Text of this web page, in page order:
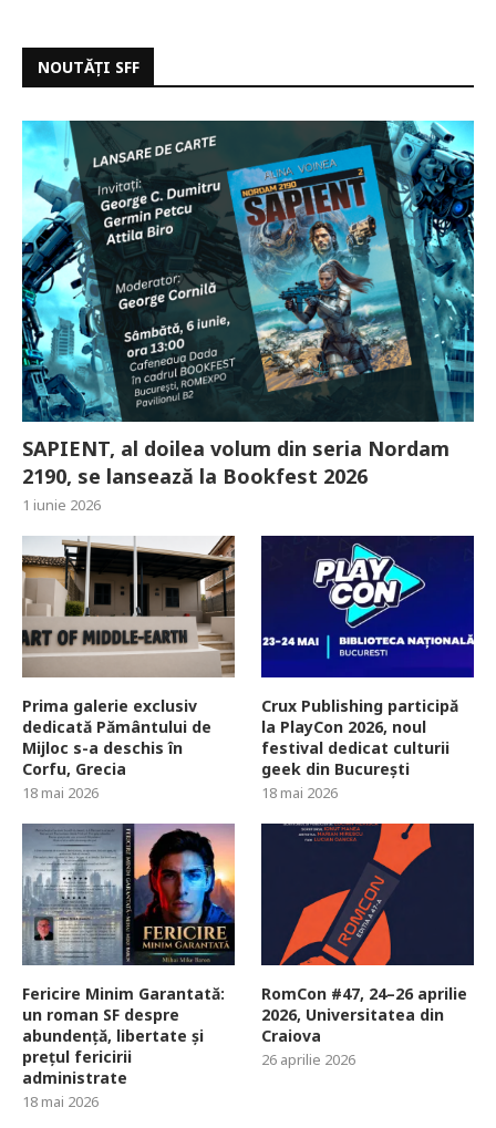
NOUTĂȚI SFF
SAPIENT, al doilea volum din seria Nordam
2190, se lansează la Bookfest 2026
1 iunie 2026
Prima galerie exclusiv
dedicată Pământului de
Mijloc s-a deschis în
Corfu, Grecia
18 mai 2026
Crux Publishing participă
la PlayCon 2026, noul
festival dedicat culturii
geek din București
18 mai 2026
Fericire Minim Garantată:
un roman SF despre
abundență, libertate și
prețul fericirii
administrate
18 mai 2026
RomCon #47, 24–26 aprilie
2026, Universitatea din
Craiova
26 aprilie 2026